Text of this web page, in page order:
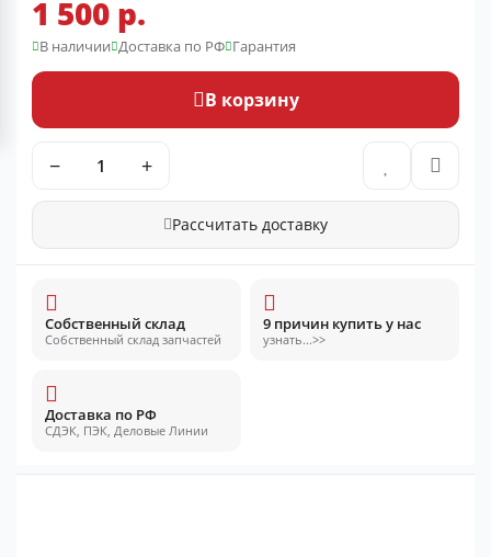
1 500 р.
В наличии Доставка по РФ Гарантия
В корзину
− +
Рассчитать доставку
Собственный склад
Собственный склад запчастей
9 причин купить у нас
узнать...>>
Доставка по РФ
СДЭК, ПЭК, Деловые Линии